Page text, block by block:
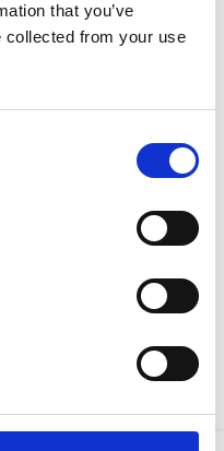
that you’ve
collected from your use
Η Ψυχιατρική Εταιρεία
διάλεξη με θέμα «Η
Φαρμακολογίας – Δρ.
2017, Πέμπτη, από τις 18:00